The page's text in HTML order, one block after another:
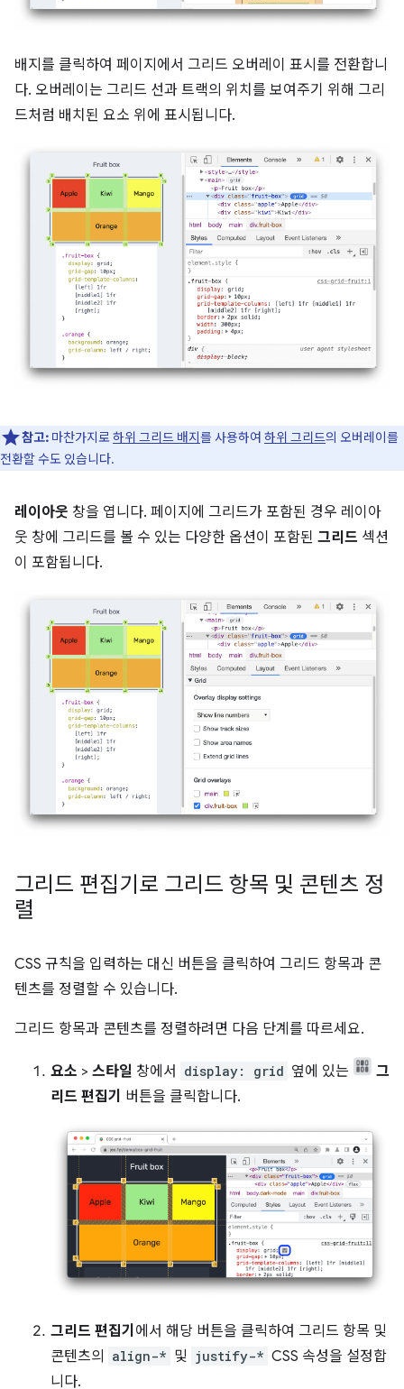
배지를 클릭하여 페이지에서 그리드 오버레이 표시를 전환합니
다. 오버레이는 그리드 선과 트랙의 위치를 보여주기 위해 그리
드처럼 배치된 요소 위에 표시됩니다.
참고: 마찬가지로 하위 그리드 배지를 사용하여 하위 그리드의 오버레이를
전환할 수도 있습니다.
레이아웃 창을 엽니다. 페이지에 그리드가 포함된 경우 레이아
웃 창에 그리드를 볼 수 있는 다양한 옵션이 포함된 그리드 섹션
이 포함됩니다.
그리드 편집기로 그리드 항목 및 콘텐츠 정
렬
CSS 규칙을 입력하는 대신 버튼을 클릭하여 그리드 항목과 콘
텐츠를 정렬할 수 있습니다.
그리드 항목과 콘텐츠를 정렬하려면 다음 단계를 따르세요.
요소 > 스타일 창에서 display: grid 옆에 있는
그
리드 편집기 버튼을 클릭합니다.
그리드 편집기 에서 해당 버튼을 클릭하여 그리드 항목 및
콘텐츠의
align-* 및 justify-* CSS 속성을 설정합
니다.